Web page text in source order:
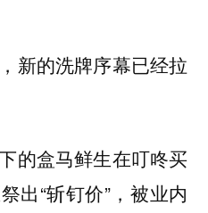
新的洗牌序幕已经拉
的盒马鲜生在叮咚买
出“斩钉价”，被业内